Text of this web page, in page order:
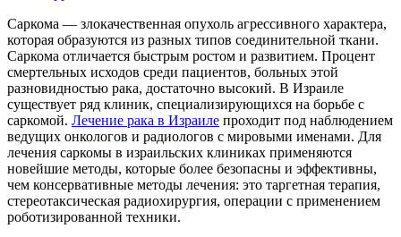
Саркома — злокачественная опухоль агрессивного характера,
которая образуются из разных типов соединительной ткани.
Саркома отличается быстрым ростом и развитием. Процент
смертельных исходов среди пациентов, больных этой
разновидностью рака, достаточно высокий. В Израиле
существует ряд клиник, специализирующихся на борьбе с
саркомой. Лечение рака в Израиле проходит под наблюдением
ведущих онкологов и радиологов с мировыми именами. Для
лечения саркомы в израильских клиниках применяются
новейшие методы, которые более безопасны и эффективны,
чем консервативные методы лечения: это таргетная терапия,
стереотаксическая радиохирургия, операции с применением
роботизированной техники.